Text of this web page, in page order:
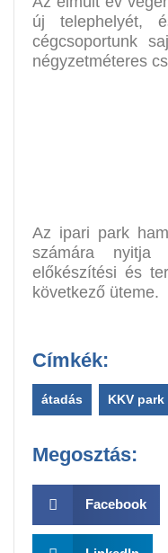
új telephelyét,
cégcsoportunk
négyzetméteres
Az ipari park
számára
előkészítési és
következő üteme.
Címkék:
átadás KKV park
Megosztás:
Facebook